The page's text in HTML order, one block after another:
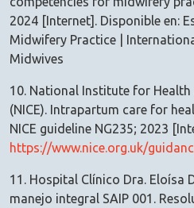
2024 [Internet]. Disponible en:
Midwifery Practice |
Midwives
10. National Institute for Health
(NICE). Intrapartum care for
NICE guideline NG235; 2023
https://www.nice.org.uk/
11. Hospital Clínico Dra. Eloísa
manejo integral SAIP 001.